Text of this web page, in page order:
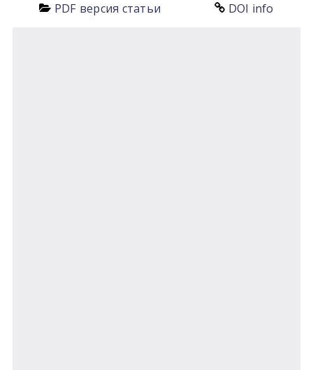
PDF версия статьи DOI info